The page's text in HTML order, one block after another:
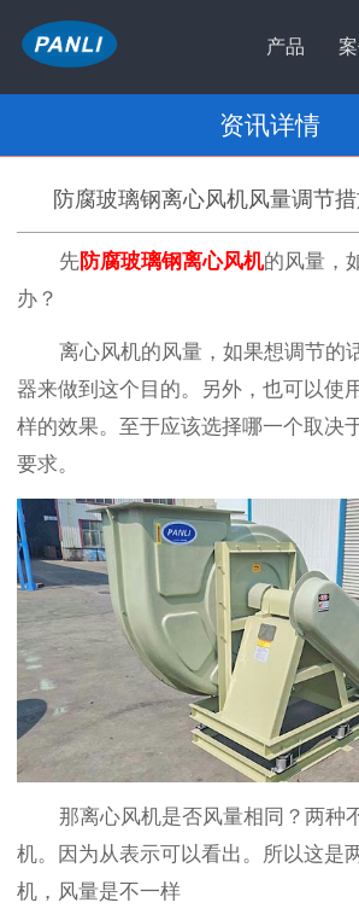
产品
资讯详情
防腐玻璃钢离心风机风量调节
先防腐玻璃钢离心风机的风量，
办？
离心风机的风量，如果想调节的
器来做到这个目的。另外，也可以使
样的效果。至于应该选择哪一个取决
要求。
那离心风机是否风量相同？两种
机。因为从表示可以看出。所以这是
机，风量是不一样